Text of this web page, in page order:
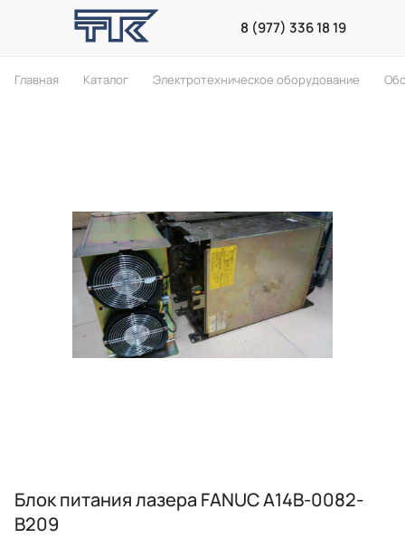
8 (977) 336 18 19
Главная Каталог Электротехническое оборудование
Блок питания лазера FANUC A14B-0082-
B209